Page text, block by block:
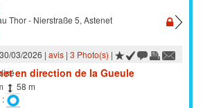
Thor - Nierstraße 5, Astenet
03/2026 | avis| 3 Photo(s) |
en direction de la Gueule
58 m
: